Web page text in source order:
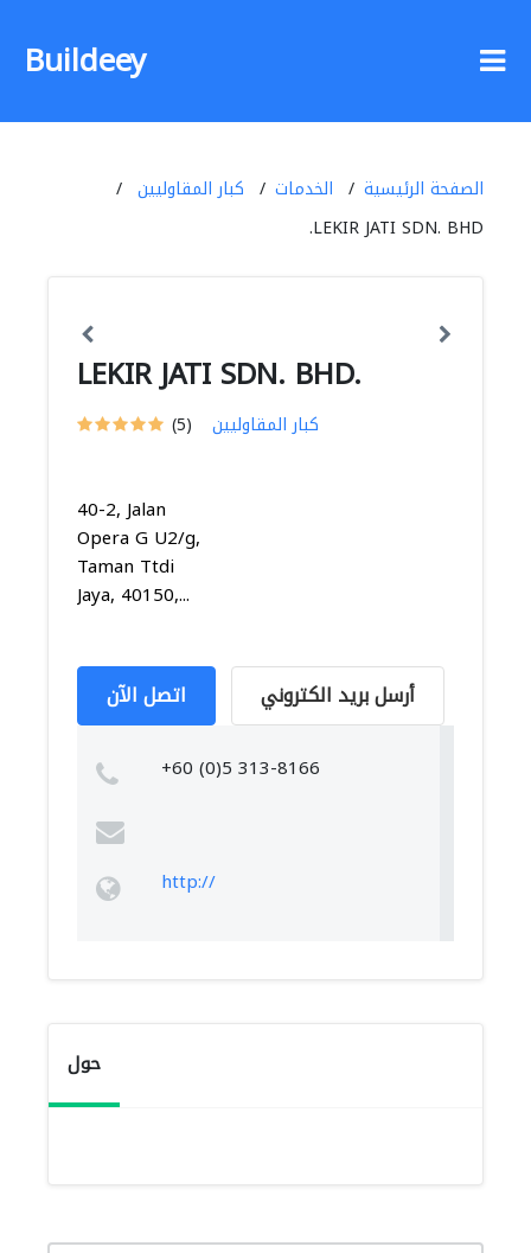
Buildeey
الصفحة الرئيسية الخدمات
كبار المقاوليين
LEKIR JATI SDN. BHD.
LEKIR JATI SDN. BHD.
(5) كبار المقاوليين
40-2, Jalan
Opera G U2/g,
Taman Ttdi
Jaya, 40150,...
اتصل الآن أرسل بريد الكتروني
+60 (0)5 313-8166
http://
حول